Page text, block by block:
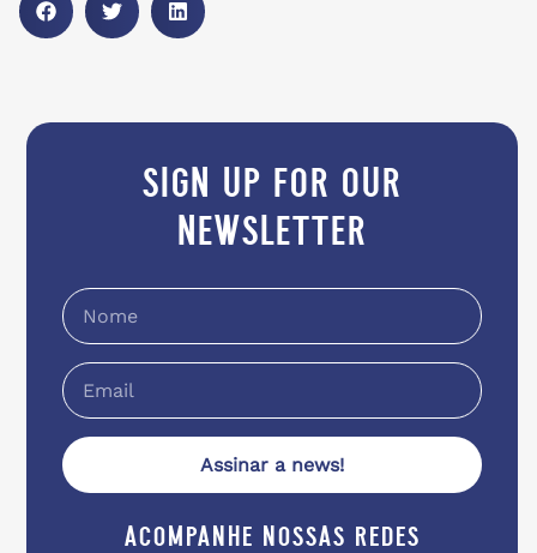
sign up for our
newsletter
Assinar a news!
acompanhe nossas redes